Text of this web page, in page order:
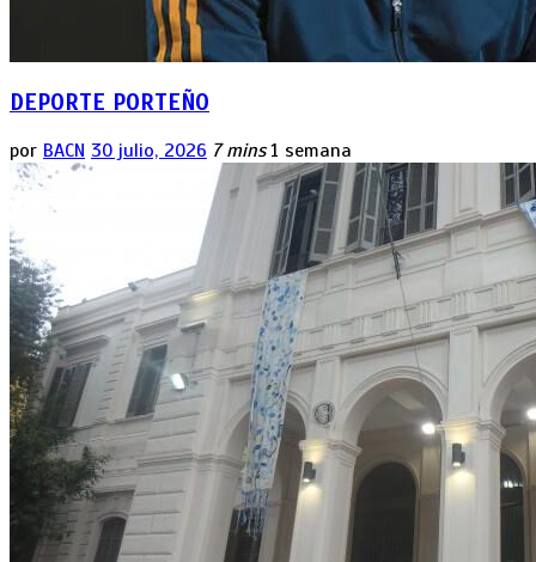
DEPORTE PORTEÑO
por BACN 30 julio, 2026 7 mins 1 semana